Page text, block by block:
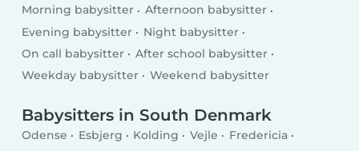
Morning babysitter
Afternoon babysitter
Evening babysitter
Night babysitter
On call babysitter
After school babysitter
Weekday babysitter
Weekend babysitter
Babysitters in South Denmark
Odense Esbjerg Kolding Vejle
Fredericia